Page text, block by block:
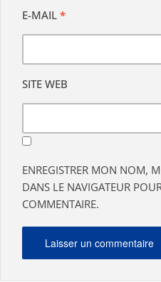
E-MAIL *
SITE WEB
ENREGISTRER MON NOM,
DANS LE NAVIGATEUR
COMMENTAIRE.